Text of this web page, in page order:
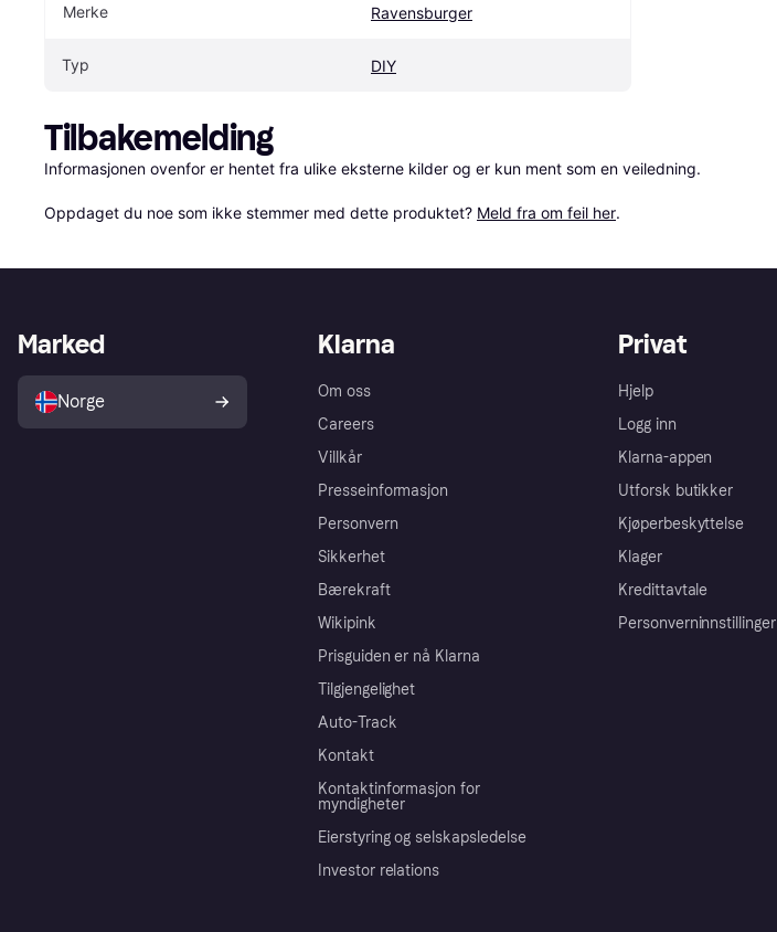
Merke Ravensburger
Typ DIY
Tilbakemelding
Informasjonen ovenfor er hentet fra ulike eksterne kilder og er kun ment som en veiledning.
Oppdaget du noe som ikke stemmer med dette produktet? Meld fra om feil her.
Klarna
Om oss
Careers
Villkår
Presseinformasjon
Personvern
Sikkerhet
Bærekraft
Wikipink
Prisguiden er nå Klarna
Tilgjengelighet
Auto-Track
Kontakt
Kontaktinformasjon for
myndigheter
Eierstyring og selskapsledelse
Investor relations
Privat
Hjelp
Logg inn
Klarna-appen
Utforsk butikker
Kjøperbeskyttelse
Klager
Kredittavtale
Personverninnstillinger
Marked
Norge